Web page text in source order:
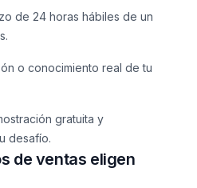
de 24 horas hábiles de un
o conocimiento real de tu
gratuita y
desafío.
de ventas eligen